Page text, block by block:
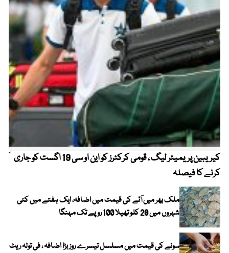
کیریبین پریمیئر لیگ ، قومی کرکٹرز کو این او سی 19 اگست کو جاری
کرنے کا فیصلہ
ملک بھر میں آٹے کی قیمت میں اضافہ، ایک ہفتے میں کئی
شہروں میں 20 کلو تھیلا 100 روپے تک مہنگا
سونے کی قیمت میں مسلسل تیسرے روز بڑا اضافہ ، فی تولہ ریٹ